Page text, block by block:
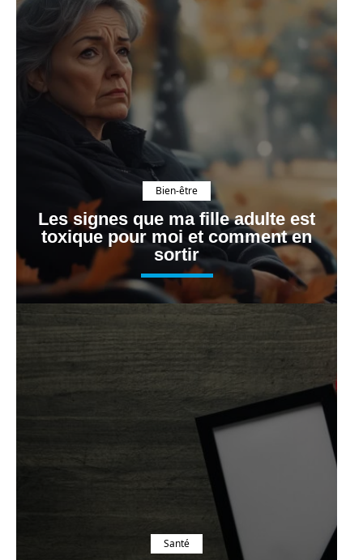
Bien-être
Les signes que ma fille adulte est
toxique pour moi et comment en
sortir
Santé